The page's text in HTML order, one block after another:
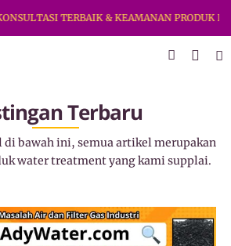
TERBAIK & KEAMANAN PRODUK DI
Terbaru
bawah ini, semua artikel merupakan
water treatment yang kami supplai.